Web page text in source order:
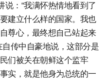
说：“我满怀热情地看到了
建立什么样的国家。我也
尊心，最终想自己站起来
传中自豪地说，这部分是
们被关在朝鲜这个监牢
实，就是他身为总统的一